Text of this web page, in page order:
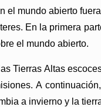
el mundo abierto
En la primera
el mundo abierto.
Tierras Altas
A
a invierno y la